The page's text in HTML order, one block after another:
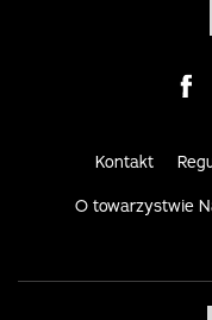
Visit
Kontakt
O towarzystwie